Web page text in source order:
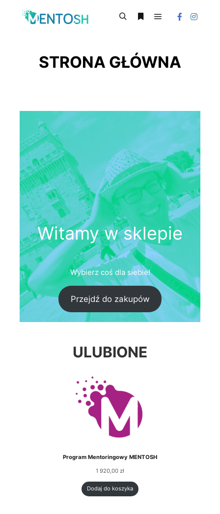
STRONA GŁÓWNA
Witamy w sklepie
Wybierzcoś dla siebie!
Przejdź do zakupów
ULUBIONE
Program Mentoringowy MENTOSH
1 920,00 zł
Dodaj do koszyka